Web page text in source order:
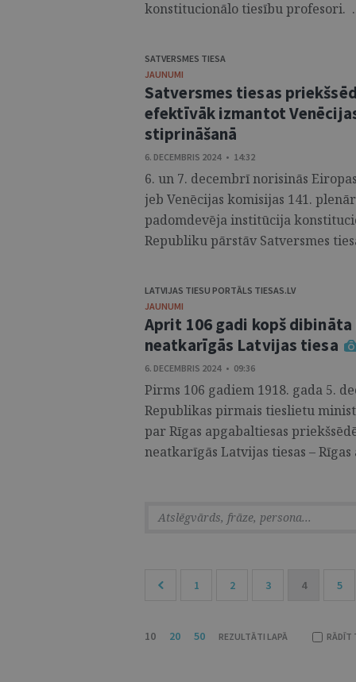
konstitucionālo tiesību profesori.
SATVERSMES TIESA
JAUNUMI
Satversmes tiesas
efektīvāk izmantot
stiprināšanā
6. DECEMBRIS 2024 • 14:32
6. un 7. decembrī norisinās
jeb Venēcijas komisijas 141.
padomdevēja institūcija
Republiku pārstāv Satversmes
LATVIJAS TIESU PORTĀLS TIESAS.LV
JAUNUMI
Aprit 106 gadi kopš
neatkarīgās Latvijas tiesa
6. DECEMBRIS 2024 • 09:36
Pirms 106 gadiem 1918. gada 5.
Republikas pirmais tieslietu
par Rīgas apgabaltiesas
neatkarīgās Latvijas tiesas –
1 2 3 4 5
10 20 50 REZULTĀTI LAPĀ RĀDĪT